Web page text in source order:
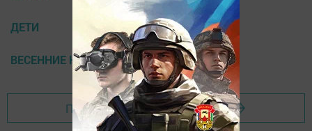
ДЕТИ
ВЕСЕННИЕ КАНИКУЛЫ
Перейти на страницу новости